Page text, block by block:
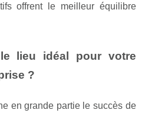
offrent le meilleur équilibre
lieu idéal pour votre
?
en grande partie le succès de